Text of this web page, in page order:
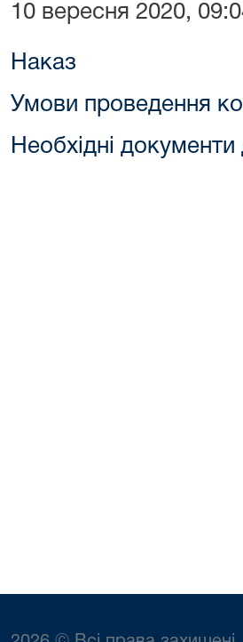
10 вересня 2020,
Наказ
Умови проведення
Необхідні документи